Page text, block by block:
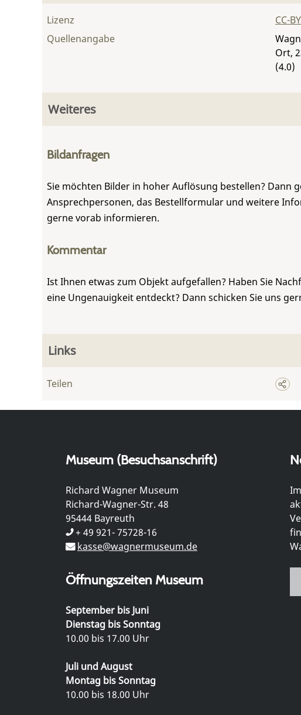
Lizenz
CC-
Quellenangabe
Ort,
(4.0)
Weiteres
Bildanfragen
Sie möchten Bilder in hoher Auflösung bestellen? Dann
Ansprechpersonen, das Bestellformular und weitere
gerne vorab informieren.
Kommentar
Ist Ihnen etwas zum Objekt aufgefallen? Haben Sie
eine Ungenauigkeit entdeckt? Dann schicken Sie uns
Links
Teilen
Museum (Besuchsanschrift)
Richard Wagner Museum
Richard-Wagner-Str. 48
95444 Bayreuth
+ 49 921- 75728-16
kasse@wagnermuseum.de
Öffnungszeiten Museum
September bis Juni
Dienstag bis Sonntag
10.00 bis 17.00 Uhr
Juli und August
Montag bis Sonntag
10.00 bis 18.00 Uhr